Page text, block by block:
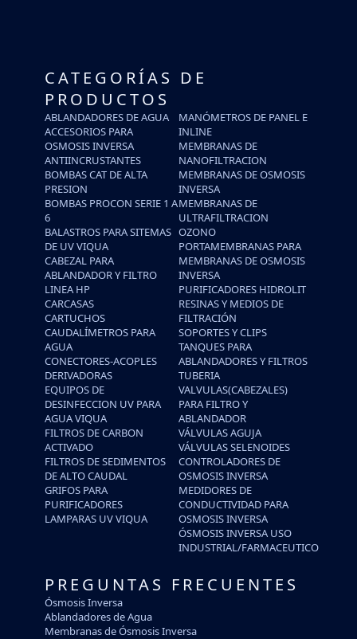
CATEGORÍAS DE
PRODUCTOS
ABLANDADORES DE AGUA
ACCESORIOS PARA
OSMOSIS INVERSA
ANTIINCRUSTANTES
BOMBAS CAT DE ALTA
PRESION
BOMBAS PROCON SERIE 1 A
6
BALASTROS PARA SITEMAS
DE UV VIQUA
CABEZAL PARA
ABLANDADOR Y FILTRO
LINEA HP
CARCASAS
CARTUCHOS
CAUDALÍMETROS PARA
AGUA
CONECTORES-ACOPLES
DERIVADORAS
EQUIPOS DE
DESINFECCION UV PARA
AGUA VIQUA
FILTROS DE CARBON
ACTIVADO
FILTROS DE SEDIMENTOS
DE ALTO CAUDAL
GRIFOS PARA
PURIFICADORES
LAMPARAS UV VIQUA
MANÓMETROS DE PANEL E
INLINE
MEMBRANAS DE
NANOFILTRACION
MEMBRANAS DE OSMOSIS
INVERSA
MEMBRANAS DE
ULTRAFILTRACION
OZONO
PORTAMEMBRANAS PARA
MEMBRANAS DE OSMOSIS
INVERSA
PURIFICADORES HIDROLIT
RESINAS Y MEDIOS DE
FILTRACIÓN
SOPORTES Y CLIPS
TANQUES PARA
ABLANDADORES Y FILTROS
TUBERIA
VALVULAS(CABEZALES)
PARA FILTRO Y
ABLANDADOR
VÁLVULAS AGUJA
VÁLVULAS SELENOIDES
CONTROLADORES DE
OSMOSIS INVERSA
MEDIDORES DE
CONDUCTIVIDAD PARA
OSMOSIS INVERSA
ÓSMOSIS INVERSA USO
INDUSTRIAL/FARMACEUTICO
PREGUNTAS FRECUENTES
Ósmosis Inversa
Ablandadores de Agua
Membranas de Ósmosis Inversa